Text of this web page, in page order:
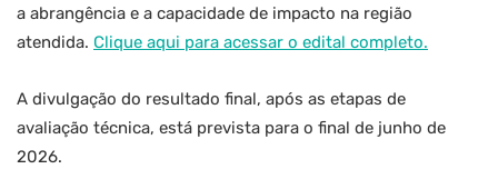
a abrangência e a capacidade de impacto na região
atendida. Clique aqui para acessar o edital completo.
A divulgação do resultado final, após as etapas de
avaliação técnica, está prevista para o final de junho de
2026.